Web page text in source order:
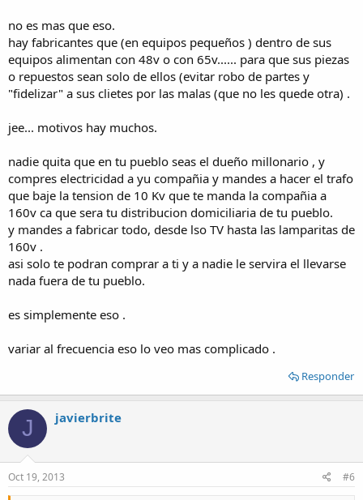
no es mas que eso.
hay fabricantes que (en equipos pequeños ) dentro de sus
equipos alimentan con 48v o con 65v...... para que sus piezas
o repuestos sean solo de ellos (evitar robo de partes y
"fidelizar" a sus clietes por las malas (que no les quede otra) .
jee... motivos hay muchos.
nadie quita que en tu pueblo seas el dueño millonario , y
compres electricidad a yu compañia y mandes a hacer el trafo
que baje la tension de 10 Kv que te manda la compañia a
160v ca que sera tu distribucion domiciliaria de tu pueblo.
y mandes a fabricar todo, desde lso TV hasta las lamparitas de
160v .
asi solo te podran comprar a ti y a nadie le servira el llevarse
nada fuera de tu pueblo.
es simplemente eso .
variar al frecuencia eso lo veo mas complicado .
Responder
J javierbrite
Oct 19, 2013 #6